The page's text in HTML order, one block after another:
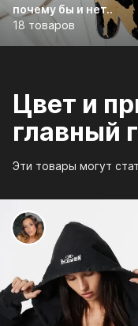
почему бы и нет..
18 товаров
Цвет и
главный
Эти товары могут